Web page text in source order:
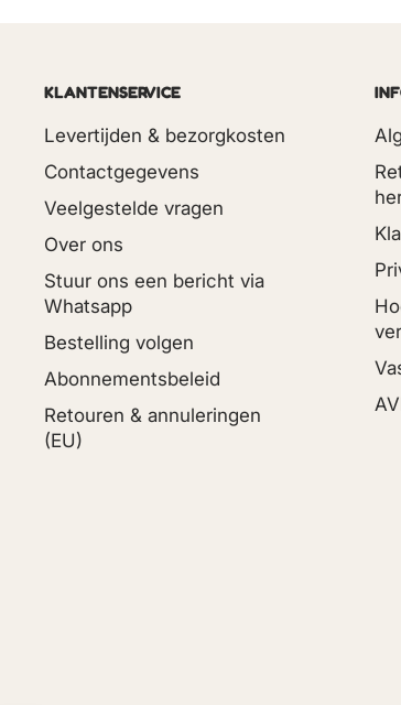
KLANTENSERVICE
Levertijden & bezorgkosten
Contactgegevens
Veelgestelde vragen
Over ons
Stuur ons een bericht via
Whatsapp
Bestelling volgen
Abonnementsbeleid
Retouren & annuleringen
(EU)